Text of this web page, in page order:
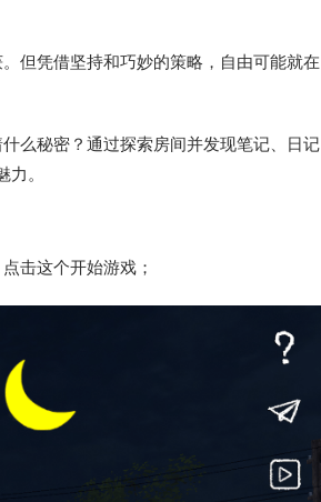
但凭借坚持和巧妙的策略，自由可能就在
么秘密？通过探索房间并发现笔记、日记
。
击这个开始游戏；